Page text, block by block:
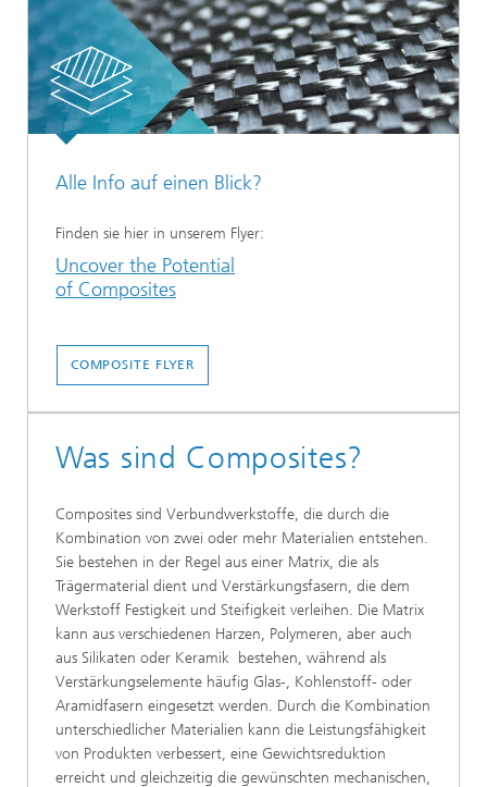
Alle Info auf einen Blick?
Finden sie hier in unserem Flyer:
Uncover the Potential
of Composites
COMPOSITE FLYER
Was sind Composites?
Composites sind Verbundwerkstoffe, die durch die
Kombination von zwei oder mehr Materialien entstehen.
Sie bestehen in der Regel aus einer Matrix, die als
Trägermaterial dient und Verstärkungsfasern, die dem
Werkstoff Festigkeit und Steifigkeit verleihen. Die Matrix
kann aus verschiedenen Harzen, Polymeren, aber auch
aus Silikaten oder Keramik bestehen, während als
Verstärkungselemente häufig Glas-, Kohlenstoff- oder
Aramidfasern eingesetzt werden. Durch die Kombination
unterschiedlicher Materialien kann die Leistungsfähigkeit
von Produkten verbessert, eine Gewichtsreduktion
erreicht und gleichzeitig die gewünschten mechanischen,